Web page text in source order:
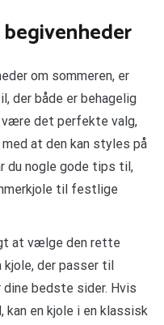
om sommeren, er
der både er behagelig
være det perfekte valg,
at den kan styles på
du nogle gode tips til,
til festlige
at vælge den rette
der passer til
bedste sider. Hvis
kan en kjole i en klassisk